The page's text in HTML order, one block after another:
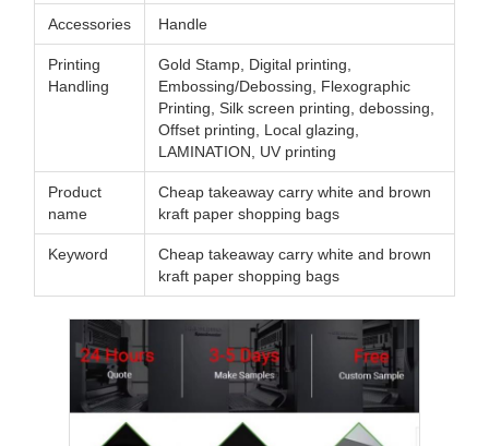
Accessories Handle
Printing
Handling
Gold Stamp, Digital printing,
Embossing/Debossing, Flexographic
Printing, Silk screen printing, debossing,
Offset printing, Local glazing,
LAMINATION, UV printing
Product
name
Cheap takeaway carry white and brown
kraft paper shopping bags
Keyword
Cheap takeaway carry white and brown
kraft paper shopping bags